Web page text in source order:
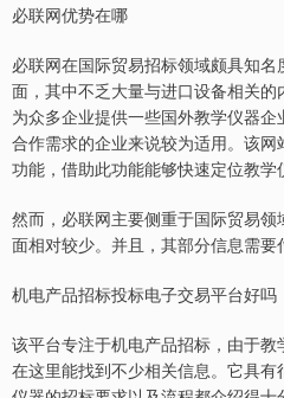
必联网优势在哪
必联网在国际贸易招标领域颇具知
面，其中不乏大量与进口设备相关
为众多企业提供一些国外教学仪器
合作需求的企业来说较为适用。该
功能，借助此功能能够快速定位教学
然而，必联网主要侧重于国际贸易
面相对较少。并且，其部分信息需要
机电产品招标投标电子交易平台好吗
该平台专注于机电产品招标，由于
在这里能找到不少相关信息。它具